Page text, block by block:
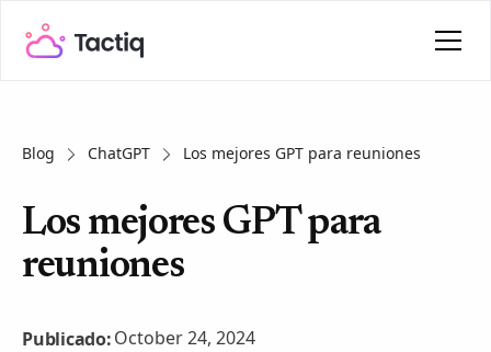
Blog ChatGPT Los mejores GPT para reuniones
Los mejores GPT para
reuniones
Publicado:October 24, 2024